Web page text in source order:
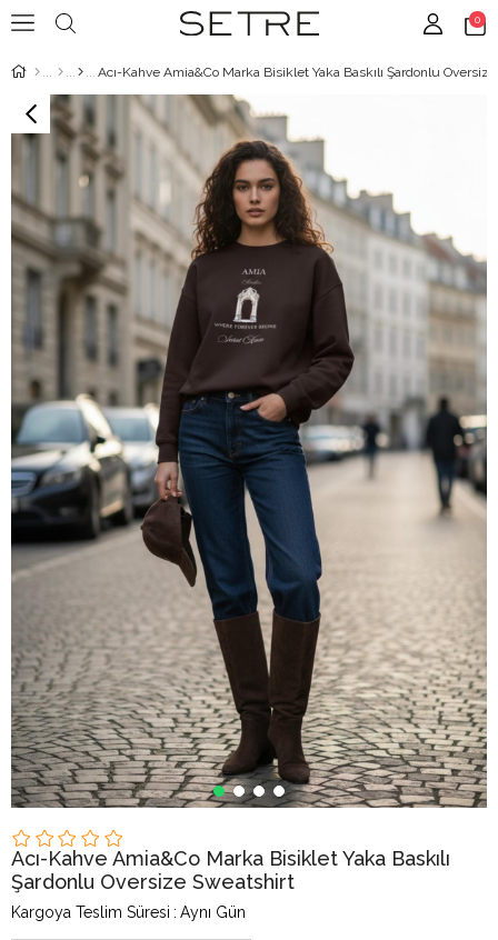
0
Acı-Kahve Amia&Co Marka Bisiklet Yaka Baskılı Şardonlu
Acı-Kahve Amia&Co Marka Bisiklet Yaka Baskılı
Şardonlu Oversize Sweatshirt
Kargoya Teslim Süresi : Aynı Gün